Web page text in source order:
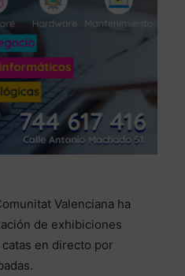
Valenciana ha
de exhibiciones
en directo por